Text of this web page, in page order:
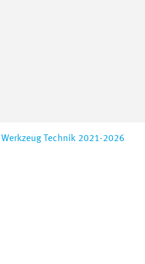
Werkzeug Technik 2021-2026